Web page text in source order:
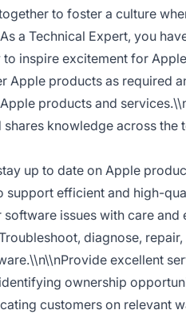
to foster a culture
a Technical Expert, you
inspire excitement for
Apple products as required
products and
knowledge across the
up to date on Apple
support efficient and high-
issues with care and
diagnose,
excellent
ownership
customers on relevant